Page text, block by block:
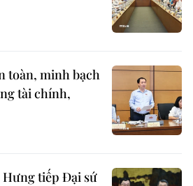
toàn, minh bạch
tài chính,
tiếp Đại sứ